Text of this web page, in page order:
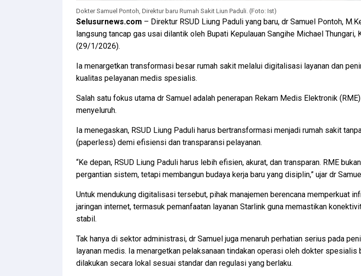
Dokter Samuel Pontoh, Direktur baru Rumah Sakit Liun Paduli. (Foto: Ist)
Selusurnews.com – Direktur RSUD Liung Paduli yang baru, dr Samuel Pontoh,
langsung tancap gas usai dilantik oleh Bupati Kepulauan Sangihe Michael Thungari,
(29/1/2026).
Ia menargetkan transformasi besar rumah sakit melalui digitalisasi layanan dan
kualitas pelayanan medis spesialis.
Salah satu fokus utama dr Samuel adalah penerapan Rekam Medis Elektronik
menyeluruh.
Ia menegaskan, RSUD Liung Paduli harus bertransformasi menjadi rumah sakit
(paperless) demi efisiensi dan transparansi pelayanan.
“Ke depan, RSUD Liung Paduli harus lebih efisien, akurat, dan transparan. RME
pergantian sistem, tetapi membangun budaya kerja baru yang disiplin,” ujar dr
Untuk mendukung digitalisasi tersebut, pihak manajemen berencana memperkuat
jaringan internet, termasuk pemanfaatan layanan Starlink guna memastikan
stabil.
Tak hanya di sektor administrasi, dr Samuel juga menaruh perhatian serius pada
layanan medis. Ia menargetkan pelaksanaan tindakan operasi oleh dokter spesialis
dilakukan secara lokal sesuai standar dan regulasi yang berlaku.